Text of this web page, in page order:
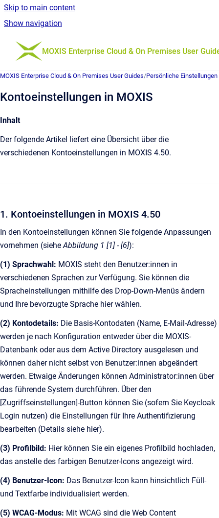
Skip to main content
Show navigation
Go to homepage
MOXIS Enterprise Cloud & On Premises User
MOXIS Enterprise Cloud & On Premises User Guides/Persönliche Einstellungen
Kontoeinstellungen in MOXIS
Inhalt
Der folgende Artikel liefert eine Übersicht über die
verschiedenen Kontoeinstellungen in MOXIS 4.50.
1. Kontoeinstellungen in MOXIS 4.50
In den Kontoeinstellungen können Sie folgende Anpassungen
vornehmen (sieheAbbildung 1 [1] - [6]):
(1) Sprachwahl: MOXIS steht den Benutzer:innen in
verschiedenen Sprachen zur Verfügung. Sie können die
Spracheinstellungen mithilfe des Drop-Down-Menüs ändern
und Ihre bevorzugte Sprache hier wählen.
(2) Kontodetails: Die Basis-Kontodaten (Name, E-Mail-Adresse)
werden je nach Konfiguration entweder über die MOXIS-
Datenbank oder aus dem Active Directory ausgelesen und
können daher nicht selbst von Benutzer:innen abgeändert
werden. Etwaige Änderungen können Administrator:innen über
das führende System durchführen. Über den
[Zugriffseinstellungen]-Button können Sie (sofern Sie Keycloak
Login nutzen) die Einstellungen für Ihre Authentifizierung
bearbeiten (Details siehe hier).
(3) Profilbild: Hier können Sie ein eigenes Profilbild hochladen,
das anstelle des farbigen Benutzer-Icons angezeigt wird.
(4) Benutzer-Icon: Das Benutzer-Icon kann hinsichtlich Füll-
und Textfarbe individualisiert werden.
(5) WCAG-Modus: Mit WCAG sind die Web Content